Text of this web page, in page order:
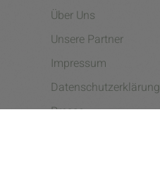
Über Uns
Unsere Partner
Impressum
Datenschutzerklärung
Presse